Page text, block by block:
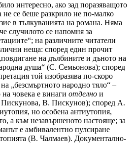
интересно, ако зад поразяващото
се беше разкрило не по-малко
в тълкуванията на романа. Няма
случилото се напомня за
на различните читатели
неща: според един прочит
на дълбините и дъното на
душа“ (С. Семьонова); според
той изобразява по-скоро
„безсмъртното народно тяло“ –
на човека е винаги отделно и
В. Пискунов); според А.
но особена антиутопия,
а към незавършеното настояще; за
е амбивалентно пулсиране
(В. Чалмаев). Документално-